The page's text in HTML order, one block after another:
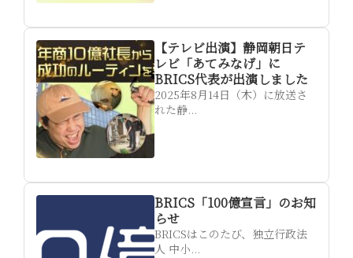
【テレビ出演】静岡朝日テ
レビ「あてみなげ」に
BRICS代表が出演しました
2025年8月14日（木）に放送さ
れた静...
BRICS「100億宣言」のお知
らせ
BRICSはこのたび、独立行政法
人 中小...